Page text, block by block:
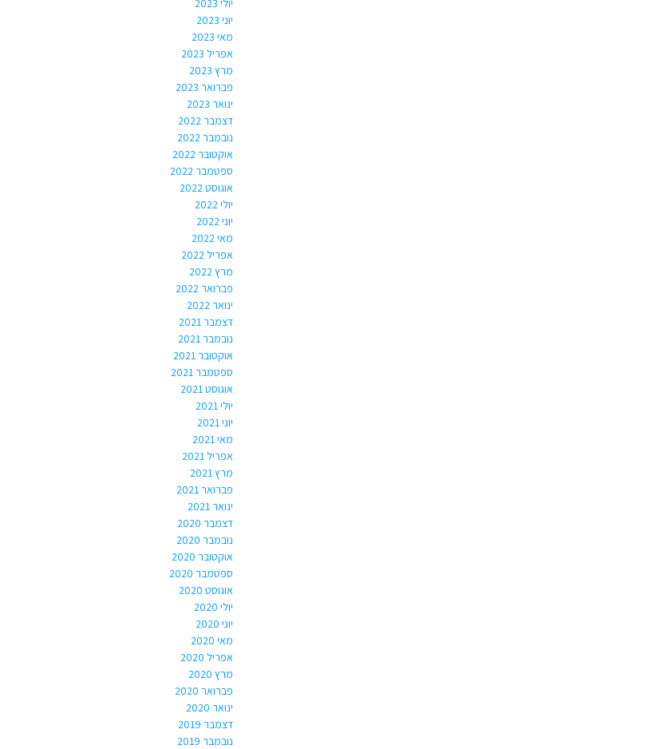
יוני 2023
מאי 2023
אפריל 2023
מרץ 2023
פברואר 2023
ינואר 2023
דצמבר 2022
נובמבר 2022
אוקטובר 2022
ספטמבר 2022
אוגוסט 2022
יולי 2022
יוני 2022
מאי 2022
אפריל 2022
מרץ 2022
פברואר 2022
ינואר 2022
דצמבר 2021
נובמבר 2021
אוקטובר 2021
ספטמבר 2021
אוגוסט 2021
יולי 2021
יוני 2021
מאי 2021
אפריל 2021
מרץ 2021
פברואר 2021
ינואר 2021
דצמבר 2020
נובמבר 2020
אוקטובר 2020
ספטמבר 2020
אוגוסט 2020
יולי 2020
יוני 2020
מאי 2020
אפריל 2020
מרץ 2020
פברואר 2020
ינואר 2020
דצמבר 2019
נובמבר 2019